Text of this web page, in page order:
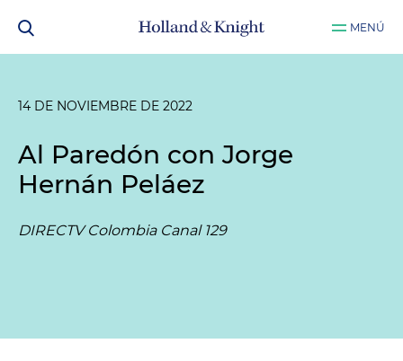
MENÚ
14 DE NOVIEMBRE DE 2022
Al Paredón con Jorge
Hernán Peláez
DIRECTV Colombia Canal 129